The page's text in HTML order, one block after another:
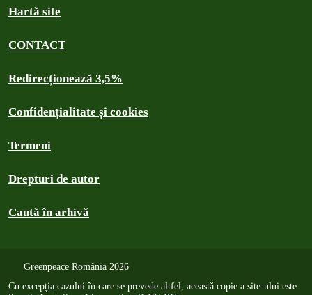
Hartă site
CONTACT
Redirecționează 3,5%
Confidențialitate și cookies
Termeni
Drepturi de autor
Caută în arhivă
Greenpeace România 2026
Cu excepția cazului în care se prevede altfel, această copie a site-ului este